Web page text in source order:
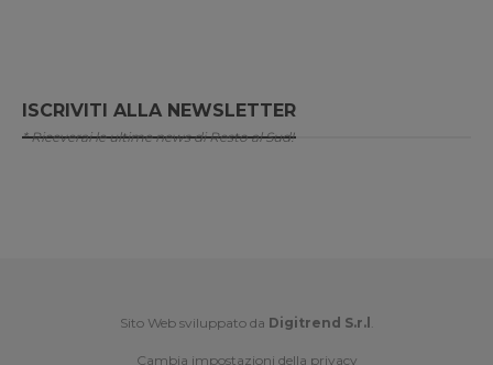
ISCRIVITI ALLA NEWSLETTER
* Riceverai le ultime news di Resto al Sud!
Sito Web sviluppato da Digitrend S.r.l .
Cambia impostazioni della privacy